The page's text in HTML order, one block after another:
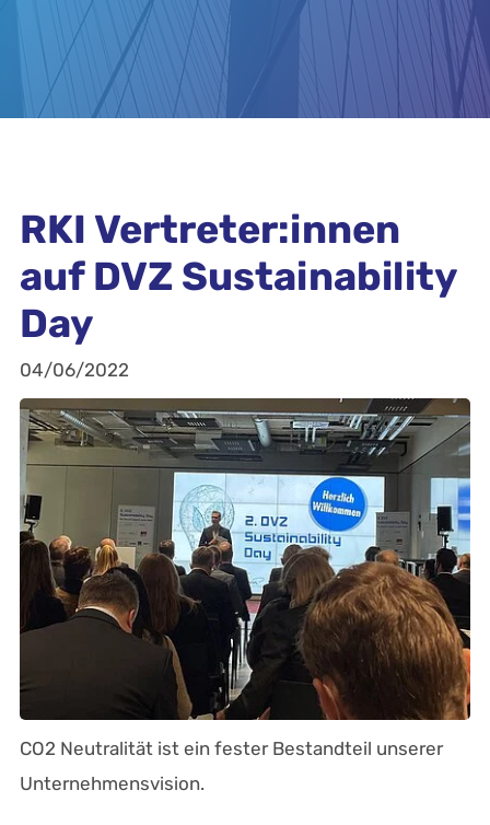
RKI Vertreter:innen
auf DVZ Sustainability
Day
04/06/2022
CO2 Neutralität ist ein fester Bestandteil unserer
Unternehmensvision.